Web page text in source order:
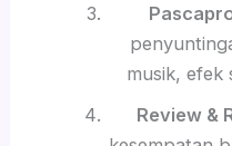
musik, efek
Review &